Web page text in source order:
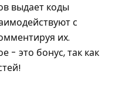
выдает коды
с
их.
- это бонус, так как